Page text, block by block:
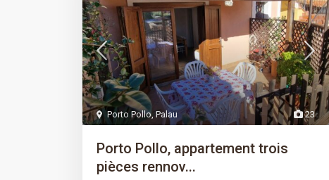
23
Porto Pollo Palau
Porto Pollo, appartement trois
pièces rennov...